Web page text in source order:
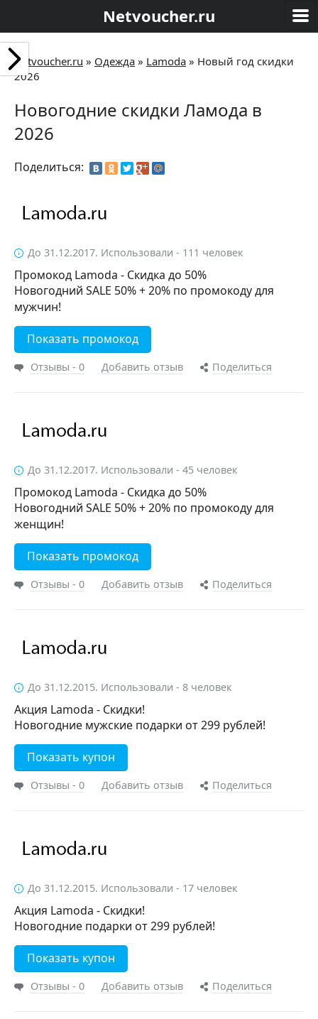
Netvoucher.ru
Netvoucher.ru » Одежда » Lamoda » Новый год скидки
2026
Новогодние скидки Ламода в
2026
Поделиться:
До 31.12.2017. Использовали - 111 человек
Промокод Lamoda - Скидка до 50%
Новогодний SALE 50% + 20% по промокоду для
мужчин!
Показать промокод
Отзывы - 0 Добавить отзыв Поделиться
До 31.12.2017. Использовали - 45 человек
Промокод Lamoda - Скидка до 50%
Новогодний SALE 50% + 20% по промокоду для
женщин!
Показать промокод
Отзывы - 0 Добавить отзыв Поделиться
До 31.12.2015. Использовали - 8 человек
Акция Lamoda - Скидки!
Новогодние мужские подарки от 299 рублей!
Показать купон
Отзывы - 0 Добавить отзыв Поделиться
До 31.12.2015. Использовали - 17 человек
Акция Lamoda - Скидки!
Новогодние подарки от 299 рублей!
Показать купон
Отзывы - 0 Добавить отзыв Поделиться